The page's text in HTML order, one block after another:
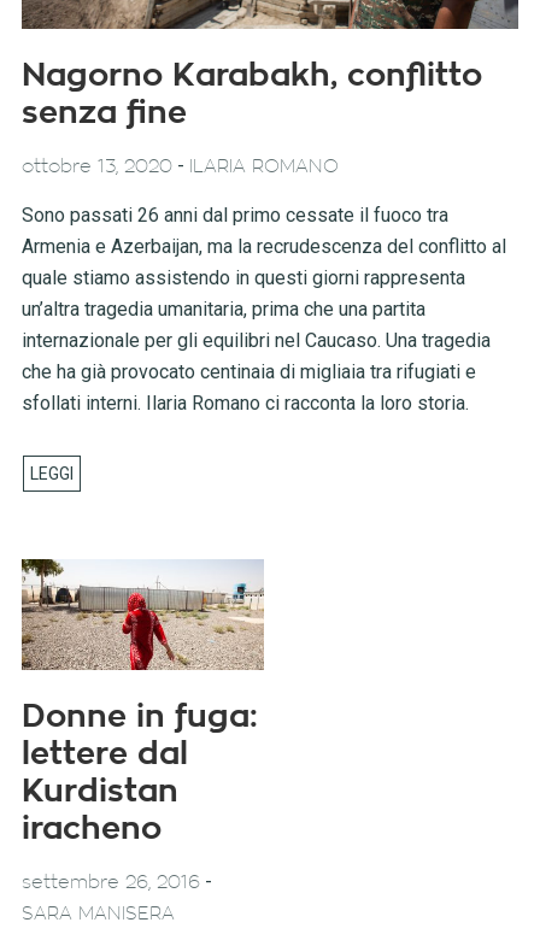
Nagorno Karabakh, conflitto
senza fine
ottobre 13, 2020- ILARIA ROMANO
Sono passati 26 anni dal primo cessate il fuoco tra
Armenia e Azerbaijan, ma la recrudescenza del conflitto al
quale stiamo assistendo in questi giorni rappresenta
un’altra tragedia umanitaria, prima che una partita
internazionale per gli equilibri nel Caucaso. Una tragedia
che ha già provocato centinaia di migliaia tra rifugiati e
sfollati interni. Ilaria Romano ci racconta la loro storia.
Donne in fuga:
lettere dal
Kurdistan
iracheno
settembre 26, 2016-
SARA MANISERA